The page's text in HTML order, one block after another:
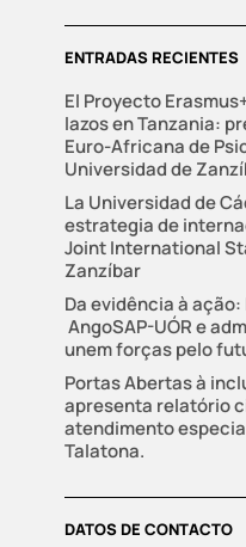
ENTRADAS RECIENTES
El Proyecto
lazos en Tanzania:
Euro-Africana de
Universidad de
La Universidad de
estrategia de
Joint International
Zanzíbar
Da evidência à
AngoSAP-UÓR e
unem forças pelo
Portas Abertas à
apresenta relatório
atendimento
Talatona.
DATOS DE CONTACTO